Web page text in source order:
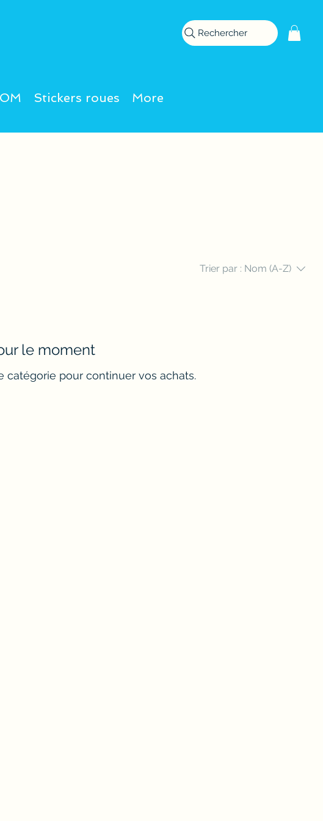
Stickers roues More
Rechercher
Trier par : Nom (A-Z)
le moment
catégorie pour continuer vos achats.